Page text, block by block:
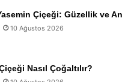
Çiçeği: Güzellik ve
10 Ağustos 2026
Nasıl Çoğaltılır?